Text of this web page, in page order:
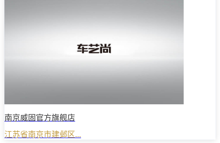
南京威固官方旗舰店
江苏省南京市建邺区...